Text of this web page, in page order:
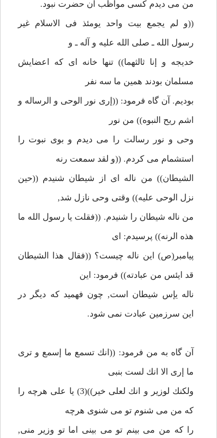
من مى ديدم كسى مواظب آن حضرت نبود.
((و لم يجمع بيت واحد يومئذ فى الاسلام غير
رسول الله ـ صلى الله عليه و آله ـ و
خديجه و إنا ثالثهما)) تنها خانه اى كه اعضايش
مسلمان بودند همين ما سه نفر
بوديم. آن گاه فرمود: ((إرى نور الوحى و الرساله و
اشم ريح النبوه)) من نور
وحى و نور رسالت را مى ديدم و بوى نبوت را
استشمام مى كردم. ((و لقد سمعت رنه
الشيطان)) من ناله اى از شيطان شنيدم ((حين
نزل الوحى عليه)) وقتى وحى نازل شد,
من ناله شيطان را شنيدم. ((فقلت يا رسول الله ما
هذه الرنه)) پرسيدم: اى
پيامبر(ص) اين ناله چيست؟ ((فقال هذا الشيطان
قد ايئس من عبادته)) فرمود: اين
ناله يإس شيطان است, چون فهميد كه ديگر در
اين سرزمين عبادت نمى شود.
آن گاه به من فرمود: ((انك تسمع ما إسمع و ترى
ما إرى الا انك لست بنبى
ولكنك لوزير و انك لعلى خير))(3) يا على هرچه را
كه من مى شنوم تو مى شنوى هرچه
را كه من مى بينم تو مى بينى اما تو وزير منى,